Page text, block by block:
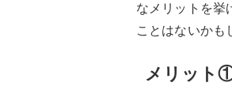
なメリットを挙
ことはないかも
メリット